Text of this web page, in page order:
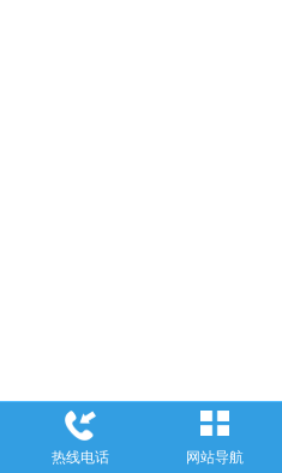
热线电话 网站导航